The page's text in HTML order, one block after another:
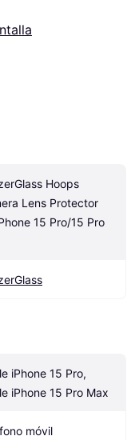
Hoops
Lens Protector
15 Pro/15 Pro
iPhone 15 Pro,
iPhone 15 Pro Max
móvil